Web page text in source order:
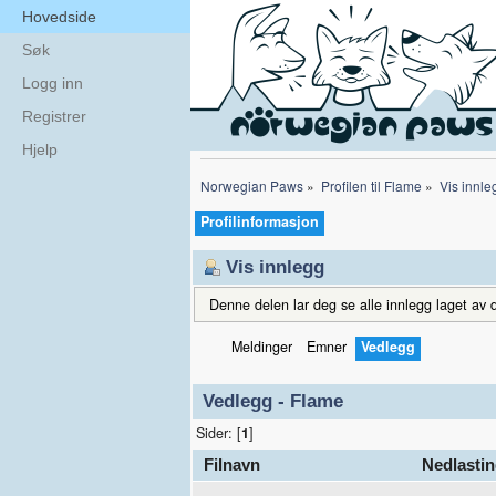
Hovedside
Søk
Logg inn
Registrer
Hjelp
Norwegian Paws » Profilen til Flame » Vis
Profilinformasjon
Vis innlegg
Denne delen lar deg se alle innlegg laget
Meldinger Emner Vedlegg
Vedlegg - Flame
Sider: [1]
Filnavn